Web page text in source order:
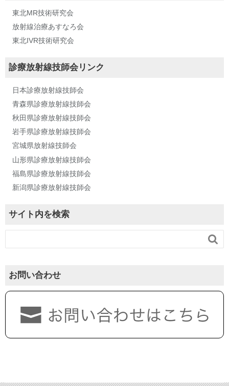
東北MR技術研究会
放射線治療あすなろ会
東北IVR技術研究会
診療放射線技師会リンク
日本診療放射線技師会
青森県診療放射線技師会
秋田県診療放射線技師会
岩手県診療放射線技師会
宮城県放射線技師会
山形県診療放射線技師会
福島県診療放射線技師会
新潟県診療放射線技師会
サイト内を検索

お問い合わせ